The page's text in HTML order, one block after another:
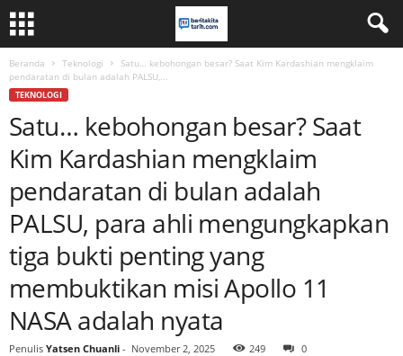
Beranda Teknologi
Satu… kebohongan besar? Saat Kim Kardashian mengklaim
pendaratan di bulan adalah PALSU,...
TEKNOLOGI
Satu… kebohongan besar? Saat
Kim Kardashian mengklaim
pendaratan di bulan adalah
PALSU, para ahli mengungkapkan
tiga bukti penting yang
membuktikan misi Apollo 11
NASA adalah nyata
Penulis Yatsen Chuanli - November 2, 2025 249 0